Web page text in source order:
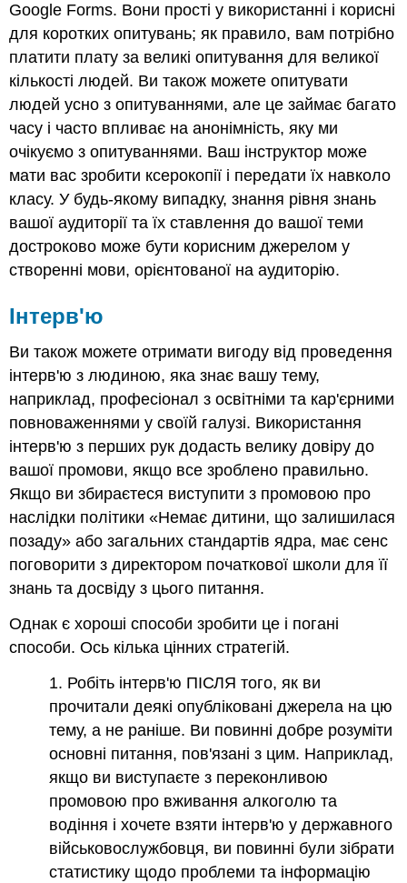
Google Forms. Вони прості у використанні і корисні
для коротких опитувань; як правило, вам потрібно
платити плату за великі опитування для великої
кількості людей. Ви також можете опитувати
людей усно з опитуваннями, але це займає багато
часу і часто впливає на анонімність, яку ми
очікуємо з опитуваннями. Ваш інструктор може
мати вас зробити ксерокопії і передати їх навколо
класу. У будь-якому випадку, знання рівня знань
вашої аудиторії та їх ставлення до вашої теми
достроково може бути корисним джерелом у
створенні мови, орієнтованої на аудиторію.
Інтерв'ю
Ви також можете отримати вигоду від проведення
інтерв'ю з людиною, яка знає вашу тему,
наприклад, професіонал з освітніми та кар'єрними
повноваженнями у своїй галузі. Використання
інтерв'ю з перших рук додасть велику довіру до
вашої промови, якщо все зроблено правильно.
Якщо ви збираєтеся виступити з промовою про
наслідки політики «Немає дитини, що залишилася
позаду» або загальних стандартів ядра, має сенс
поговорити з директором початкової школи для її
знань та досвіду з цього питання.
Однак є хороші способи зробити це і погані
способи. Ось кілька цінних стратегій.
1. Робіть інтерв'ю ПІСЛЯ того, як ви
прочитали деякі опубліковані джерела на цю
тему, а не раніше. Ви повинні добре розуміти
основні питання, пов'язані з цим. Наприклад,
якщо ви виступаєте з переконливою
промовою про вживання алкоголю та
водіння і хочете взяти інтерв'ю у державного
військовослужбовця, ви повинні були зібрати
статистику щодо проблеми та інформацію